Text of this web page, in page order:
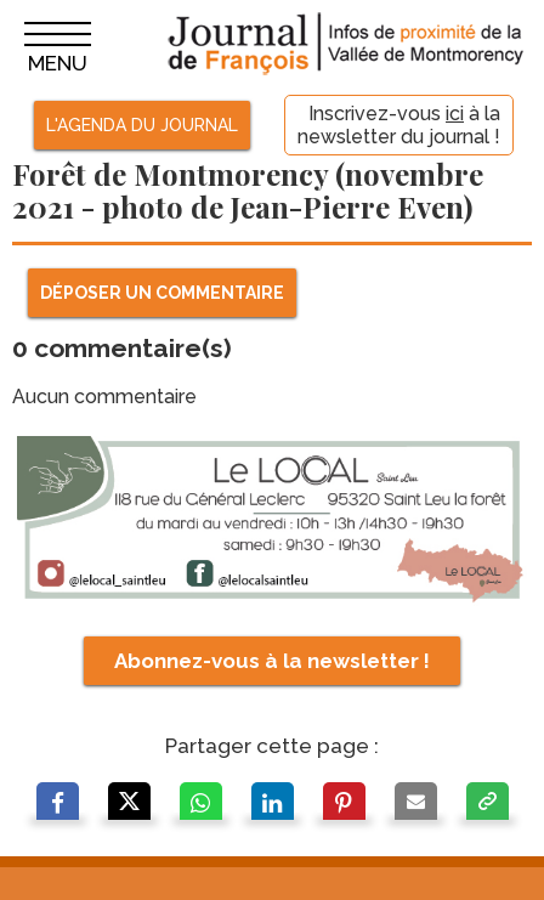
L'AGENDA DU JOURNAL Inscrivez-vous ici à la
newsletter du journal !
MENU
Forêt de Montmorency (novembre
2021 - photo de Jean-Pierre Even)
DÉPOSER UN COMMENTAIRE
0 commentaire(s)
Aucun commentaire
Abonnez-vous à la newsletter !
Partager cette page :